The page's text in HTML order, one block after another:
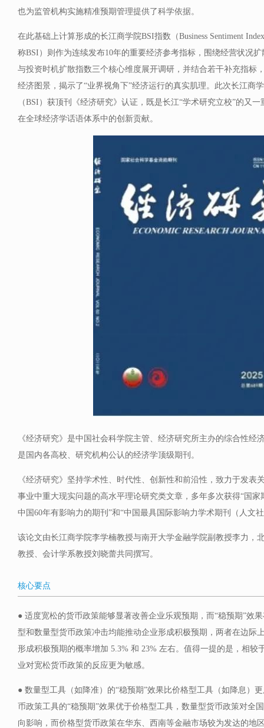
也为监管机构实施精准预期管理提供了科学依据。
在此基础上计算形成的长江商学院BSI指数（Business Sentiment
称BSI）则作为连续发布10年的重要经济参考指标，围绕经营状况
与投资时机扩散指数三个核心维度展开调研，并结合若干补充指标
经济图景，揭示了“业界视角下”经济运行的真实肌理。此次长江商
（BSI）获顶刊《经济研究》认证，既是长江“学术研究立校”的又
在全球经济学话语体系中的创新贡献。
《经济研究》是中国社会科学院主管、经济研究所主办的综合性经
是国内各高校、研究机构公认的经济学顶级期刊。
《经济研究》坚持学术性、时代性、创新性和前沿性，致力于发表
事业中重大现实问题的高水平理论研究类文章，多年多次获得“国家
中国60年有影响力的期刊”和“中国最具国际影响力学术期刊（人文
该论文由长江商学院李学楠教授与南开大学金融学院副教授李力，
教授、会计学系教授刘晓蕾共同撰写。
核心要点
● 适度宽松的货币政策能够显著改善企业乐观预期，而“稳预期”效
型和数量型货币政策冲击均能推动企业形成积极预期，两者在边际
形成积极预期的概率增加 5.3% 和 23% 左右。值得一提的是，相较
业对宽松货币政策的反应更为敏感。
● 数量型工具（如降准）的“稳预期”效果比价格型工具（如降息）
币政策工具的“稳预期”效果优于价格型工具，数量型货币政策对全
向影响，而价格型货币政策在华东、西南等金融市场较为发达的地